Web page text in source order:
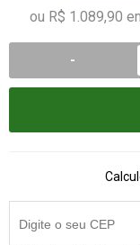
ou R$ 1.089,90
-